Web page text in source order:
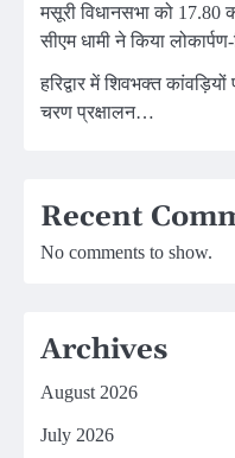
मसूरी विधानसभा को 17.80
सीएम धामी ने किया
हरिद्वार में शिवभक्त कांवड़ियों
चरण प्रक्षालन…
Recent
No comments to show.
Archives
August 2026
July 2026